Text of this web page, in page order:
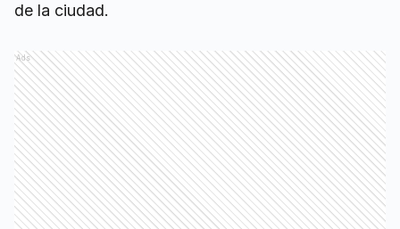
de la ciudad.
Ads